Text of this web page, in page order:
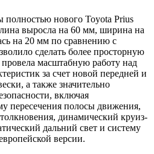
полностью нового Toyota Prius
выросла на 60 мм, ширина на
на 20 мм по сравнению с
сделать более просторную
масштабную работу над
за счет новой передней и
а также значительно
включая
пересечения полосы движения,
динамический круиз-
дальний свет и систему
версии.